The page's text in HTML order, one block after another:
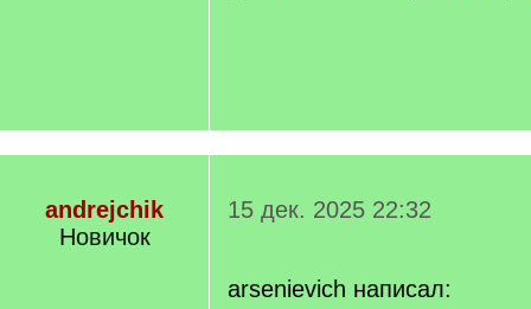
andrejchik
Новичок
15 дек. 2025 22:32
arsenievich написал: